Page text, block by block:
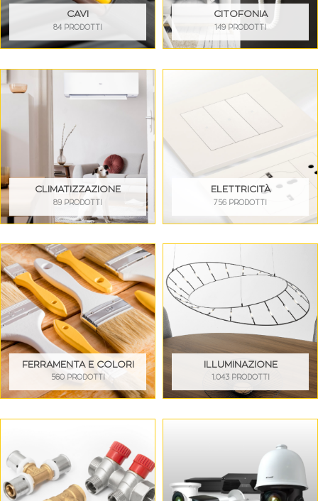
CAVI
84 PRODOTTI
CITOFONIA
149 PRODOTTI
CLIMATIZZAZIONE
89 PRODOTTI
ELETTRICITÀ
756 PRODOTTI
FERRAMENTA E COLORI
560 PRODOTTI
ILLUMINAZIONE
1.043 PRODOTTI